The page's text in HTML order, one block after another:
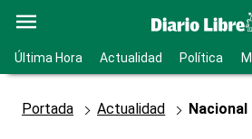
Última Hora Actualidad Política
Portada Actualidad Nacional